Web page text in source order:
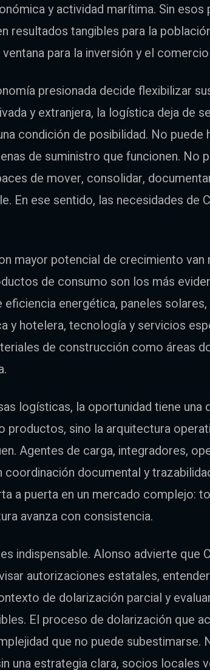
y actividad marítima. Sin esos
resultados tangibles para la
para la inversión y el
presionada decide flexibilizar
y extranjera, la logística deja de
condición de posibilidad. No
de suministro que funcionen. No
de mover, consolidar,
En ese sentido, las necesidades de
mayor potencial de crecimiento van
de consumo son los más
eficiencia energética, paneles
y hotelera, tecnología y servicios
de construcción como áreas
logísticas, la oportunidad tiene una
productos, sino la arquitectura
Agentes de carga, integradores,
coordinación documental y
a puerta en un mercado complejo:
avanza con consistencia.
indispensable. Alonso advierte que
autorizaciones estatales,
de dolarización parcial y
El proceso de dolarización que
que no puede subestimarse.
una estrategia clara, socios locales